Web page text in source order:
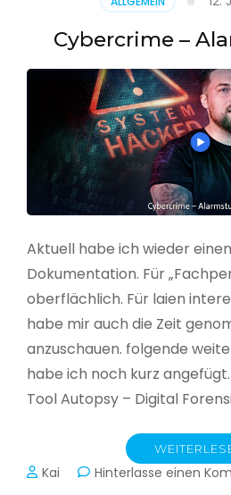
Cybercrime –
Aktuell habe ich wieder
Dokumentation. Für
oberflächlich. Für laien
habe mir auch die Zeit
anzuschauen. folgende
habe ich noch kurz
Tool Autopsy – Digital
Kai Hinterlasse einen